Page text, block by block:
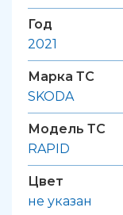
Год
2021
Марка ТС
SKODA
Модель ТС
RAPID
Цвет
не указан